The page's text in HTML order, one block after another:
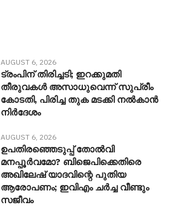
AUGUST 6, 2026
ട്രംപിന് തിരിച്ചടി; ഇറക്കുമതി
തീരുവകൾ അസാധുവെന്ന് സുപ്രീം
കോടതി, പിരിച്ച തുക മടക്കി നൽകാൻ
നിർദേശം
AUGUST 6, 2026
ഉപതിരഞ്ഞെടുപ്പ് തോൽവി
മനപ്പൂർവമോ? ബിജെപിക്കെതിരെ
അഖിലേഷ് യാദവിന്റെ പുതിയ
ആരോപണം; ഇവിഎം ചർച്ച വീണ്ടും
സജീവം